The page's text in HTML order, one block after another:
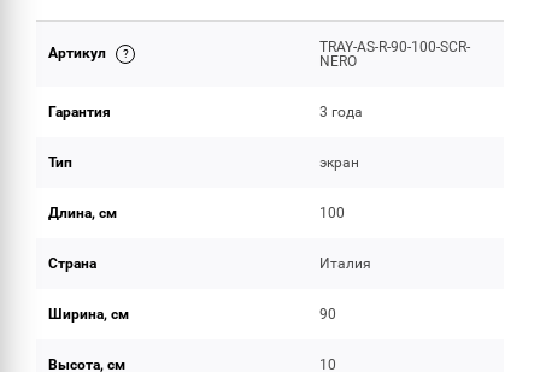
ОБЪЕМ ПОСТАВКИ
Артикул
TRAY-AS-R-90-100-SCR-
NERO
Гарантия 3 года
Тип экран
Длина, см 100
Страна Италия
Ширина, см 90
Высота, см 10